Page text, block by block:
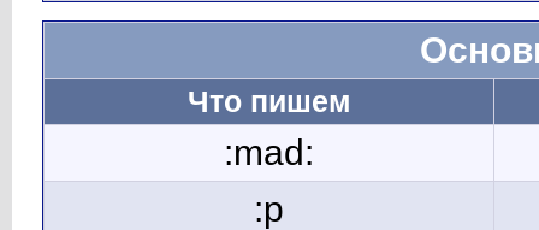
Что пишем
:mad:
:p